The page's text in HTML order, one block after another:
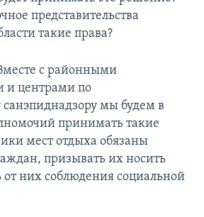
представительства
такие права?
с районными
и центрами по
санэпиднадзору мы будем в
принимать такие
мест отдыха обязаны
призывать их носить
от них соблюдения социальной